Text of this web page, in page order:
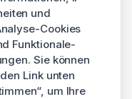
und
Cookies
Funktionale-
Sie können
Link unten
um Ihre